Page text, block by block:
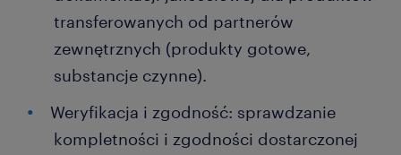
transferowanych od partnerów
zewnętrznych (produkty gotowe,
substancje czynne).
Weryfikacja i zgodność: sprawdzanie
kompletności i zgodności dostarczonej